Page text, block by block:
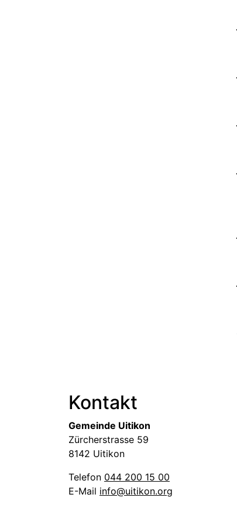
Fussbereich
Kontakt
Gemeinde Uitikon
Zürcherstrasse 59
8142 Uitikon
Telefon 044 200 15 00
E-Mail info@uitikon.org